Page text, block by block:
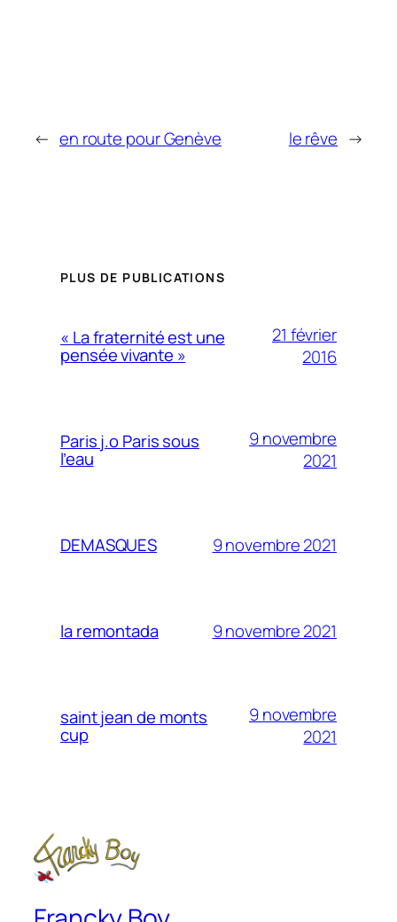
← en route pour Genève le rêve →
PLUS DE PUBLICATIONS
« La fraternité est une
pensée vivante »
21 février
2016
Paris j.o Paris sous
l’eau
9 novembre
2021
DEMASQUES 9 novembre 2021
la remontada 9 novembre 2021
saint jean de monts
cup
9 novembre
2021